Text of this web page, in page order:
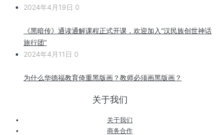
2024年4月19日 0
《黑暗传》通读通解课程正式开课，欢迎加入“汉民族创世神话
旅行团”
2024年4月11日 0
为什么华德福教育倚重黑版画？教师必须画黑版画？
关于我们
关于我们
商务合作